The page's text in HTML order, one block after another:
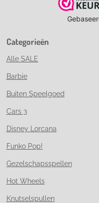
Categorieën
Alle SALE
Barbie
Buiten Speelgoed
Cars 3
Disney Lorcana
Funko Pop!
Gezelschapsspellen
Hot Wheels
Knutselspullen